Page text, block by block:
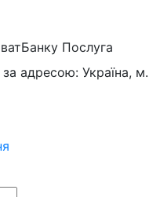
Послуга
адресою: Україна, м.